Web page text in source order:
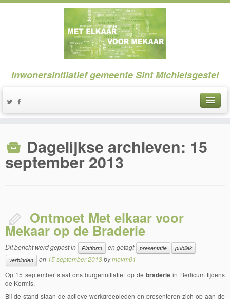
Inwonersinitiatief gemeente Sint Michielsgestel
Dagelijkse archieven: 15
september 2013
Ontmoet Met elkaar voor
Mekaar op de Braderie
Dit bericht werd gepost in Platform en getagt presentatie
publiek
verbinden
on 15 september 2013bymevm01
Op 15 september staat ons burgerinitiatief op debraderie in Berlicum tijdens
de Kermis.
Bij de stand staan de actieve werkgroepleden en presenteren zich op aan de